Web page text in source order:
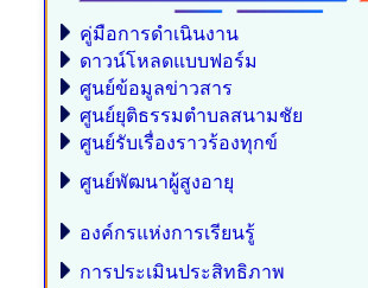
คู่มือการดำเนินงาน
ดาวน์โหลดแบบฟอร์ม
ศูนย์ข้อมูลข่าวสาร
ศูนย์ยุติธรรมตำบลสนามชัย
ศูนย์รับเรื่องราวร้องทุกข์
ศูนย์พัฒนาผู้สูงอายุ
องค์กรแห่งการเรียนรู้
การประเมินประสิทธิภาพ